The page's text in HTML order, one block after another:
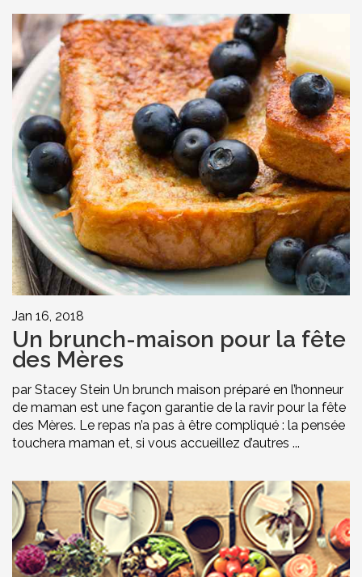
Jan 16, 2018
Un brunch-maison pour la fête
des Mères
par Stacey Stein Un brunch maison préparé en l’honneur
de maman est une façon garantie de la ravir pour la fête
des Mères. Le repas n’a pas à être compliqué : la pensée
touchera maman et, si vous accueillez d’autres ...